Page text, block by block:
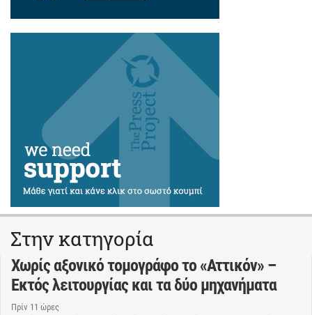
Στην κατηγορία
Χωρίς αξονικό τομογράφο το «Αττικόν» –
Εκτός λειτουργίας και τα δύο μηχανήματα
Πρίν 11 ώρες